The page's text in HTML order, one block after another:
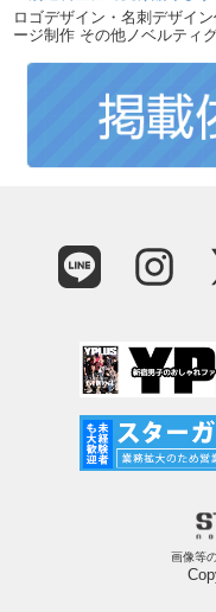
ロゴデザイン・名刺デザイ
ージ制作 その他ノベルティ
画像等